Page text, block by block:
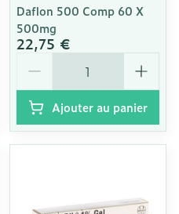
Daflon 500 Comp 60 X
500mg
22,75 €
Ajouter au panier